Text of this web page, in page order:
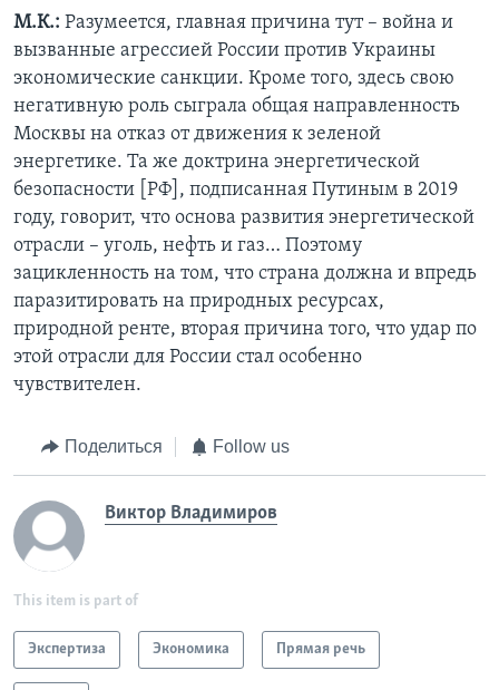
М.К.: Разумеется, главная причина тут – война и
вызванные агрессией России против Украины
экономические санкции. Кроме того, здесь свою
негативную роль сыграла общая направленность
Москвы на отказ от движения к зеленой
энергетике. Та же доктрина энергетической
безопасности [РФ], подписанная Путиным в 2019
году, говорит, что основа развития энергетической
отрасли – уголь, нефть и газ… Поэтому
зацикленность на том, что страна должна и впредь
паразитировать на природных ресурсах,
природной ренте, вторая причина того, что удар по
этой отрасли для России стал особенно
чувствителен.
Поделиться Follow us
Виктор Владимиров
This item is part of
Экспертиза Экономика Прямая речь